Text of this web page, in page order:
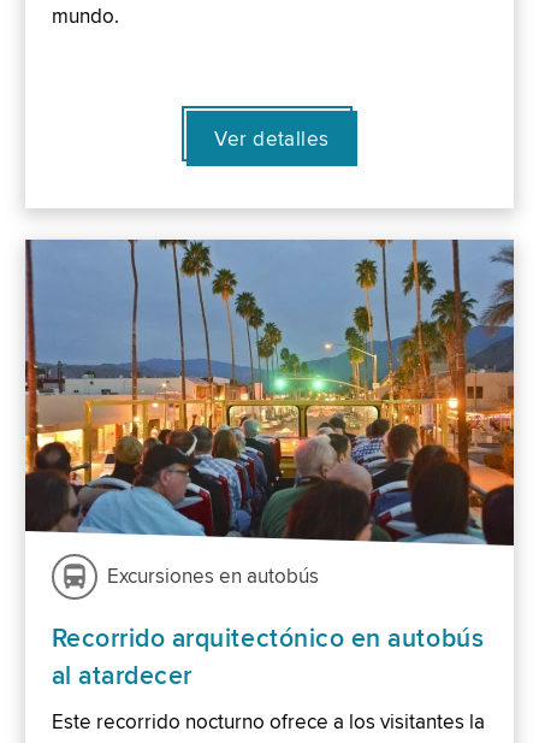
mundo.
Ver detalles
Excursiones en autobús
Recorrido arquitectónico en autobús
al atardecer
Este recorrido nocturno ofrece a los visitantes la